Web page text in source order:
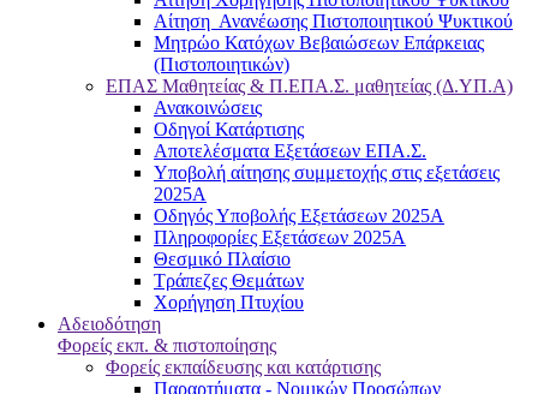
Αίτηση Ανανέωσης Πιστοποιητικού Ψυκτικού
Μητρώο Κατόχων Βεβαιώσεων Επάρκειας
(Πιστοποιητικών)
ΕΠΑΣ Μαθητείας & Π.ΕΠΑ.Σ. μαθητείας (Δ.ΥΠ.Α)
Ανακοινώσεις
Oδηγοί Κατάρτισης
Αποτελέσματα Εξετάσεων ΕΠΑ.Σ.
Υποβολή αίτησης συμμετοχής στις εξετάσεις
2025Α
Οδηγός Υποβολής Εξετάσεων 2025A
Πληροφορίες Εξετάσεων 2025Α
Θεσμικό Πλαίσιο
Τράπεζες Θεμάτων
Χορήγηση Πτυχίου
Αδειοδότηση
Φορείς εκπ. & πιστοποίησης
Φορείς εκπαίδευσης και κατάρτισης
Παραρτήματα - Νομικών Προσώπων